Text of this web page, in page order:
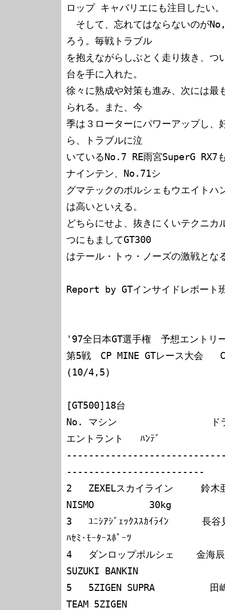
ロップ キャバリエにも注目したい。
そして、忘れてはならないのが
ろう。毎戦トラブル
を抱えながらしぶとく走り抜き、つ
台を手に入れた。
徐々に熟成や対策も進み、次には最
られる。また、今
季は３ローターにパワーアップし、
ら、トラブルに泣
いているNo.7 RE雨宮SuperG RX7
ナインテン、No.71シ
グマテックのポルシェもウエイトハ
は高いといえる。
どちらにせよ、抜きにくいテクニカ
つにもましてGT300
はテール・トゥ・ノーズの激戦とな
Report by GTインサイドレポート
'97全日本GT選手権　予想エントリ
第5戦　CP MINE GTレース大会
(10/4,5)
[GT500]18台
No. マシン                 ドラ
エントラント   ﾊﾝﾃﾞ
-------------------------
2   ZEXELスカイライン     鈴木
NISMO          30kg
3   ﾕﾆｼｱｼﾞｪｯｸｽｽｶｲﾗｲﾝ      長谷
ﾊｾﾐ･ﾓｰﾀｰｽﾎﾟｰﾂ
4   ダンロップポルシェ    金海辰
SUZUKI BANKIN
5   5ZIGEN SUPRA          田嶋
TEAM 5ZIGEN